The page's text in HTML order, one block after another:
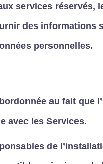
services réservés,
des informations
personnelles.
au fait que
avec les Services.
de